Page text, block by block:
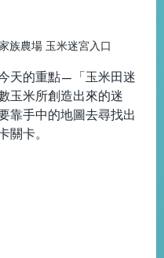
族農場 玉米迷宮入口
天的重點—「玉米田迷
玉米所創造出來的迷
靠手中的地圖去尋找出
關卡。